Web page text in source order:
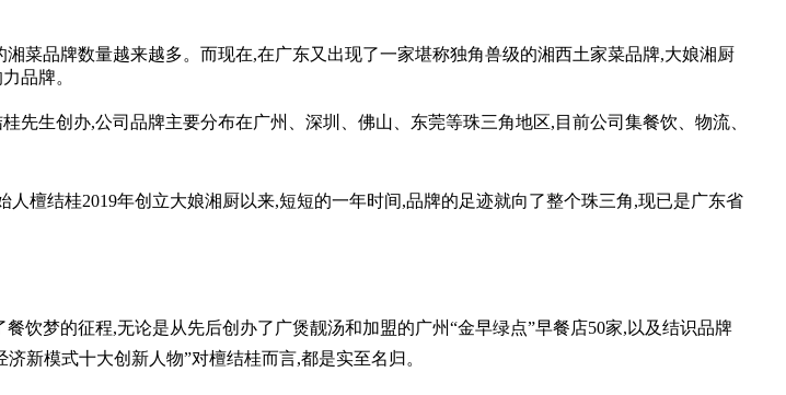
厨或将迎来全面高速发展
菜品牌数量越来越多。而现在,在广东又出现了一家堪称独角兽级的湘西土家菜品牌,大娘湘厨
品牌。
生创办,公司品牌主要分布在广州、深圳、佛山、东莞等珠三角地区,目前公司集餐饮、物流、
结桂2019年创立大娘湘厨以来,短短的一年时间,品牌的足迹就向了整个珠三角,现已是广东省
梦的征程,无论是从先后创办了广煲靓汤和加盟的广州“金早绿点”早餐店50家,以及结识品牌
新模式十大创新人物”对檀结桂而言,都是实至名归。